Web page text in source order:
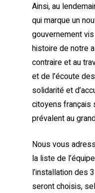
Ainsi, au
qui marque un
gouvernement
histoire de notre
contraire et au
et de l’écoute
solidarité et
citoyens français
prévalent au
Nous vous
la liste de
l’installation des
seront choisis,